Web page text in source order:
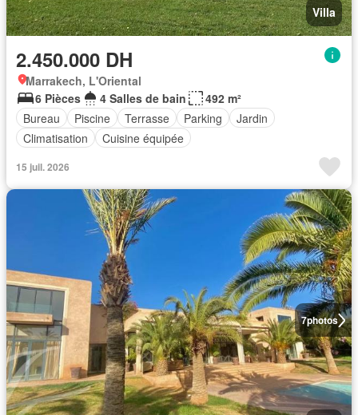
Villa
2.450.000 DH
Marrakech, L'Oriental
6 Pièces
4 Salles de bain
492 m²
Bureau
Piscine Terrasse Parking
Jardin
Climatisation
Cuisine équipée
15 juil. 2026
7photos